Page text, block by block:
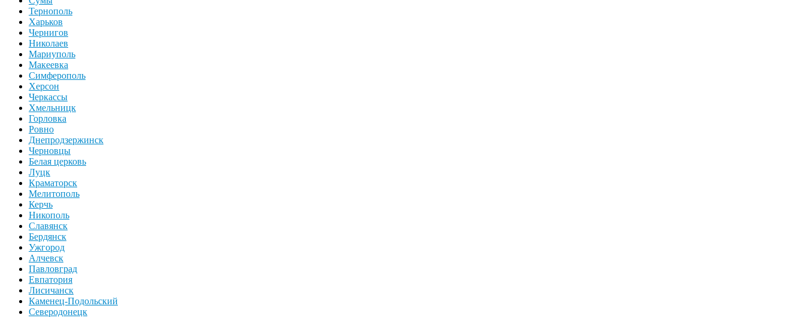
Тернополь
Харьков
Чернигов
Николаев
Мариуполь
Макеевка
Симферополь
Херсон
Черкассы
Хмельницк
Горловка
Ровно
Днепродзержинск
Черновцы
Белая церковь
Луцк
Краматорск
Мелитополь
Керчь
Никополь
Славянск
Бердянск
Ужгород
Алчевск
Павловград
Евпатория
Лисичанск
Каменец-Подольский
Северодонецк